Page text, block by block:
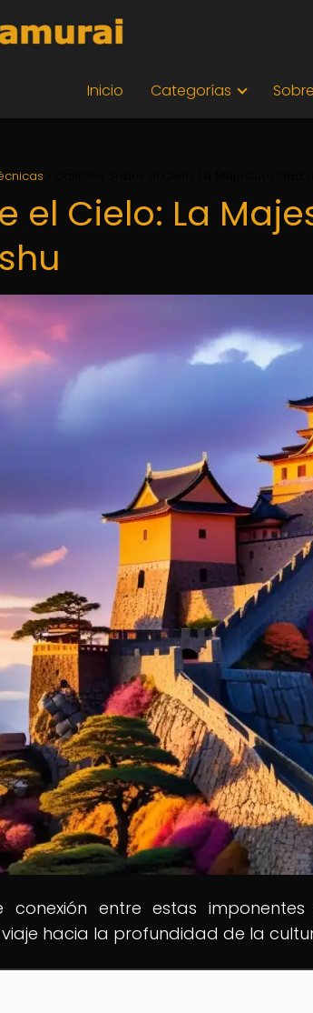
Inicio Categorías
el Cielo: La
conexión entre estas
hacia la profundidad de la